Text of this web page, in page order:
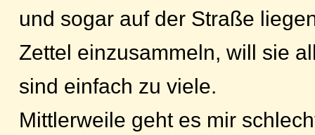
und sogar auf der Straße
Zettel einzusammeln, will sie
sind einfach zu viele.
Mittlerweile geht es mir